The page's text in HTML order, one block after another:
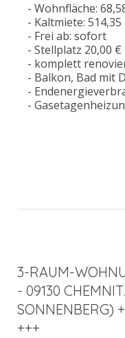
- Wohnfläche:
- Kaltmiete:
- Frei ab: sofort
- Stellplatz 20,00 €
- komplett
- Balkon, Bad mit
-
-
3-RAUM-
- 09130
SONNENBERG)
+++